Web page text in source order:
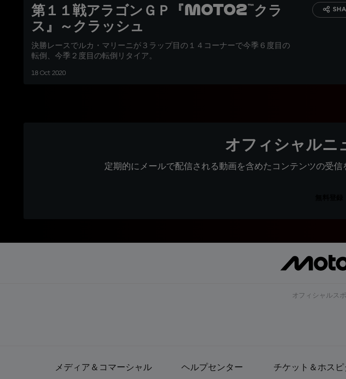
第１１戦アラゴンＧＰ『Moto2™クラ
ス』～クラッシュ
決勝レースでルカ・マリーニが３ラップ目の１４コーナーで今季６度目の
転倒、今季２度目の転倒リタイア。
18 Oct 2020
オフィシャルニ
定期的にメールで配信される動画を含めたコンテンツの受
オフィシャルス
メディア＆コマーシャル ヘルプセンター チケット＆ホスピ